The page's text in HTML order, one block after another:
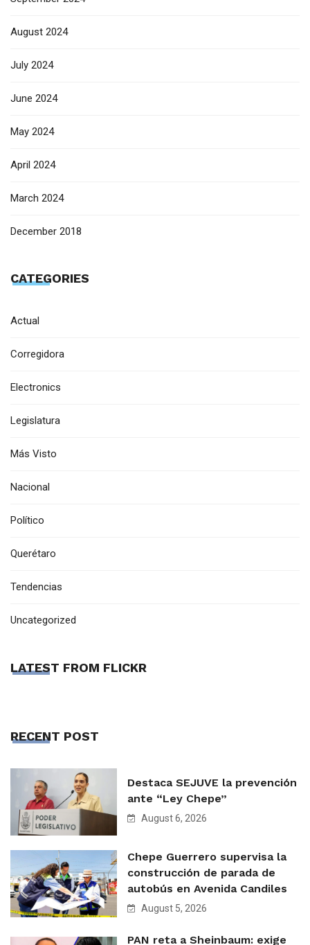
August 2024
July 2024
June 2024
May 2024
April 2024
March 2024
December 2018
CATEGORIES
Actual
Corregidora
Electronics
Legislatura
Más Visto
Nacional
Político
Querétaro
Tendencias
Uncategorized
LATEST FROM FLICKR
RECENT POST
Destaca SEJUVE la prevención
ante “Ley Chepe”
August 6, 2026
Chepe Guerrero supervisa la
construcción de parada de
autobús en Avenida Candiles
August 5, 2026
PAN reta a Sheinbaum: exige